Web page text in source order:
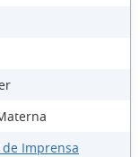
Imprensa